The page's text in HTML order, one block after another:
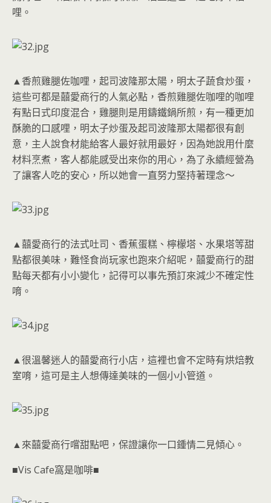
哩。
▲香煎雞腿佐咖哩，起司波隆那太陽，明太子蔬食炒蛋，
這些可都是囍愛商行的人氣必點，香煎雞腿佐咖哩的咖哩
有點日式印度混合，雞腿則是用鑄鐵鍋所煎，有一種更加
酥脆的口感哩，明太子炒蛋及起司波隆那太陽都很有創
意，主人說食材能給客人最好就用最好，因為她說用什麼
材料烹煮，客人都能感受出來你的用心，為了永續經營為
了讓客人吃的安心，所以她會一直努力堅持著理念～
▲囍愛商行的法式吐司、香蕉蛋糕、檸檬塔、水果塔等甜
點都很美味，難怪食尚玩家也跑來介紹呢，囍愛商行的甜
點每天都有小小變化，記得可以事先預訂來減少不確定性
唷。
▲很溫馨迷人的囍愛商行小店，這裡也會不定時有烘焙教
室唷，這可是主人想傳達美味的一個小小管道。
▲來囍愛商行嚐甜點吧，保證讓你一口鍾情二見傾心。
■Vis Cafe窩是咖啡■